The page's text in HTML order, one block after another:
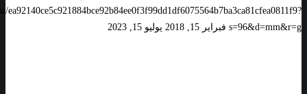
ea92140ce5c921884bce92b84ee0f3f99dd1df6075564b7ba3ca81cfea0811f9?
s=96&d=mm&r=g فبراير 15, 2018 يوليو 15, 2023